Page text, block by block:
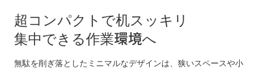
超コンパクトで机スッキリ
集中できる作業環境へ
無駄を削ぎ落としたミニマルなデザインは、狭いスペースや小